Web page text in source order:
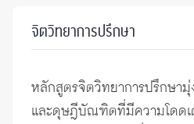
จิตวิทยาการปรึกษา
หลักสูตรจิตวิทยาการปรึกษา
และดุษฎีบัณฑิตที่มีความโดดเ